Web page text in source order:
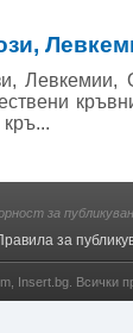
Левкемии,
кръ...
за
за
Insert.bg . Всички